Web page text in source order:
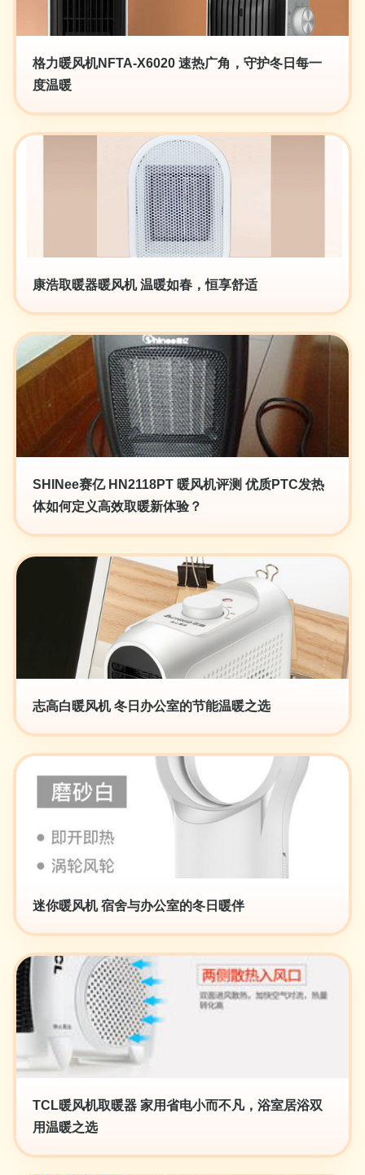
格力暖风机NFTA-X6020 速热广角，守护冬日每一
度温暖
康浩取暖器暖风机 温暖如春，恒享舒适
SHINee赛亿 HN2118PT 暖风机评测 优质PTC发热
体如何定义高效取暖新体验？
志高白暖风机 冬日办公室的节能温暖之选
迷你暖风机 宿舍与办公室的冬日暖伴
TCL暖风机取暖器 家用省电小而不凡，浴室居浴双
用温暖之选